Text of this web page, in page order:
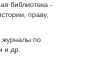
библиотека -
праву,
журналы по
и др.